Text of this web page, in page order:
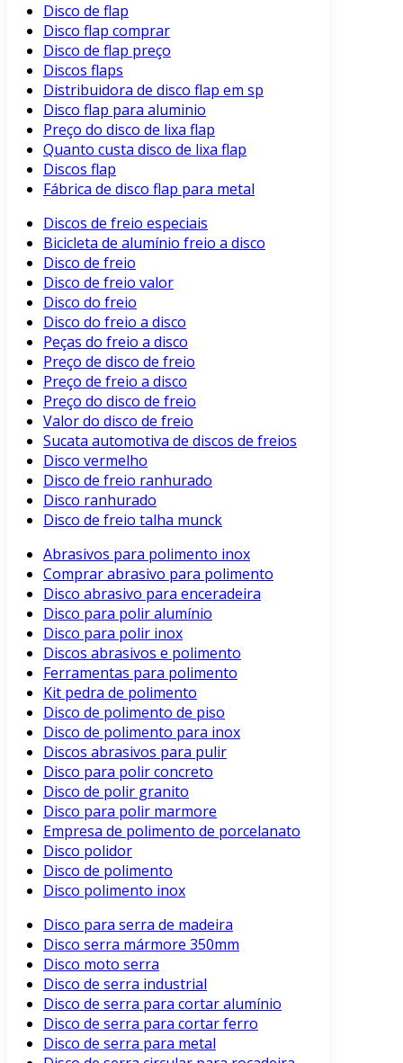
Disco de flap
Disco flap comprar
Disco de flap preço
Discos flaps
Distribuidora de disco flap em sp
Disco flap para aluminio
Preço do disco de lixa flap
Quanto custa disco de lixa flap
Discos flap
Fábrica de disco flap para metal
Discos de freio especiais
Bicicleta de alumínio freio a disco
Disco de freio
Disco de freio valor
Disco do freio
Disco do freio a disco
Peças do freio a disco
Preço de disco de freio
Preço de freio a disco
Preço do disco de freio
Valor do disco de freio
Sucata automotiva de discos de freios
Disco vermelho
Disco de freio ranhurado
Disco ranhurado
Disco de freio talha munck
Abrasivos para polimento inox
Comprar abrasivo para polimento
Disco abrasivo para enceradeira
Disco para polir alumínio
Disco para polir inox
Discos abrasivos e polimento
Ferramentas para polimento
Kit pedra de polimento
Disco de polimento de piso
Disco de polimento para inox
Discos abrasivos para pulir
Disco para polir concreto
Disco de polir granito
Disco para polir marmore
Empresa de polimento de porcelanato
Disco polidor
Disco de polimento
Disco polimento inox
Disco para serra de madeira
Disco serra mármore 350mm
Disco moto serra
Disco de serra industrial
Disco de serra para cortar alumínio
Disco de serra para cortar ferro
Disco de serra para metal